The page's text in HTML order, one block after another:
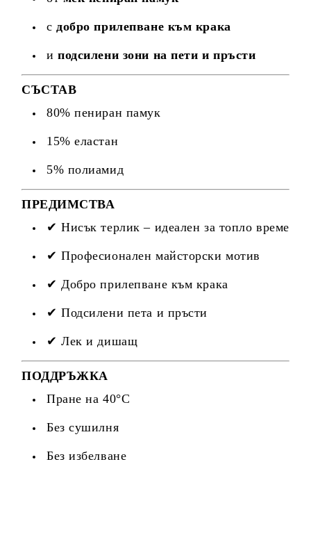
с добро прилепване към крака
иподсилени зони на пети и пръсти
СЪСТАВ
80% пениран памук
15% еластан
5% полиамид
ПРЕДИМСТВА
✔ Нисък терлик – идеален за топло време
✔ Професионален майсторски мотив
✔ Добро прилепване към крака
✔ Подсилени пета и пръсти
✔ Лек и дишащ
ПОДДРЪЖКА
Пране на 40°C
Без сушилня
Без избелване